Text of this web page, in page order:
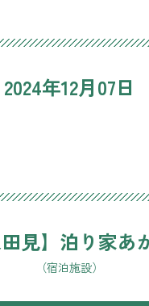
2024年12月07日
田見】泊り家あ
（宿泊施設）